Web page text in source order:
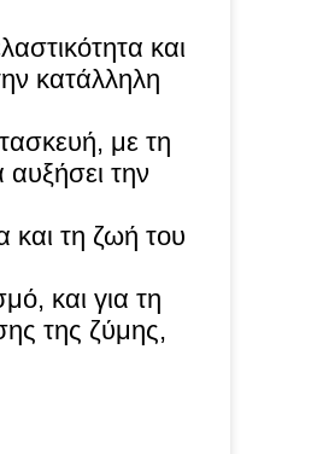
και
κατάλληλη
με τη
την
και τη ζωή του
και για τη
της ζύμης,